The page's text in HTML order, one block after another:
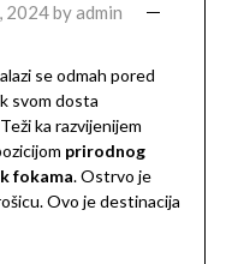
2024byadmin
se odmah pored
svom dosta
ka razvijenijem
prirodnog
fokama. Ostrvo je
Ovo je destinacija